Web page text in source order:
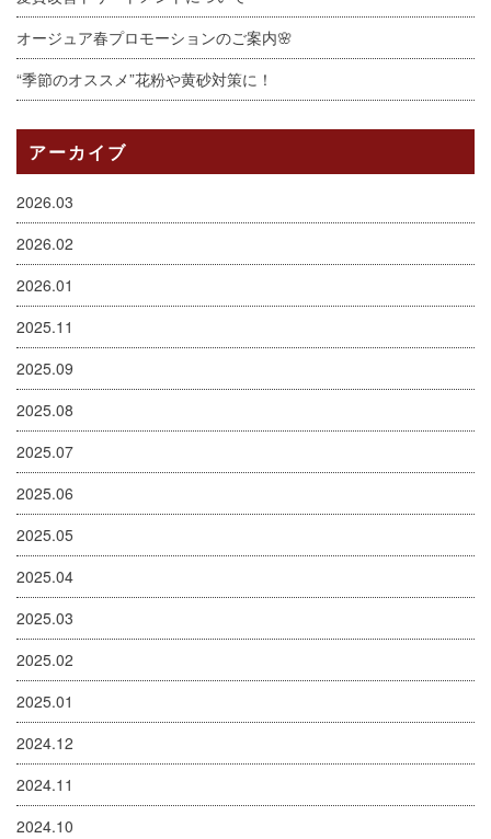
オージュア春プロモーションのご案内🌸
“季節のオススメ”花粉や黄砂対策に！
アーカイブ
2026.03
2026.02
2026.01
2025.11
2025.09
2025.08
2025.07
2025.06
2025.05
2025.04
2025.03
2025.02
2025.01
2024.12
2024.11
2024.10